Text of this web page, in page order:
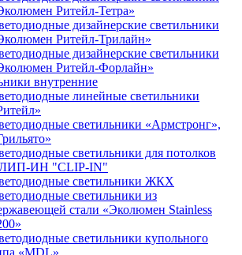
Ритейл-Тетра»
дизайнерские светильники
Ритейл-Трилайн»
дизайнерские светильники
Ритейл-Форлайн»
внутренние
линейные светильники
светильники «Армстронг»,
светильники для потолков
ИН "CLIP-IN"
светильники ЖКХ
светильники из
стали «Эколюмен Stainless
светильники купольного
«MDL»